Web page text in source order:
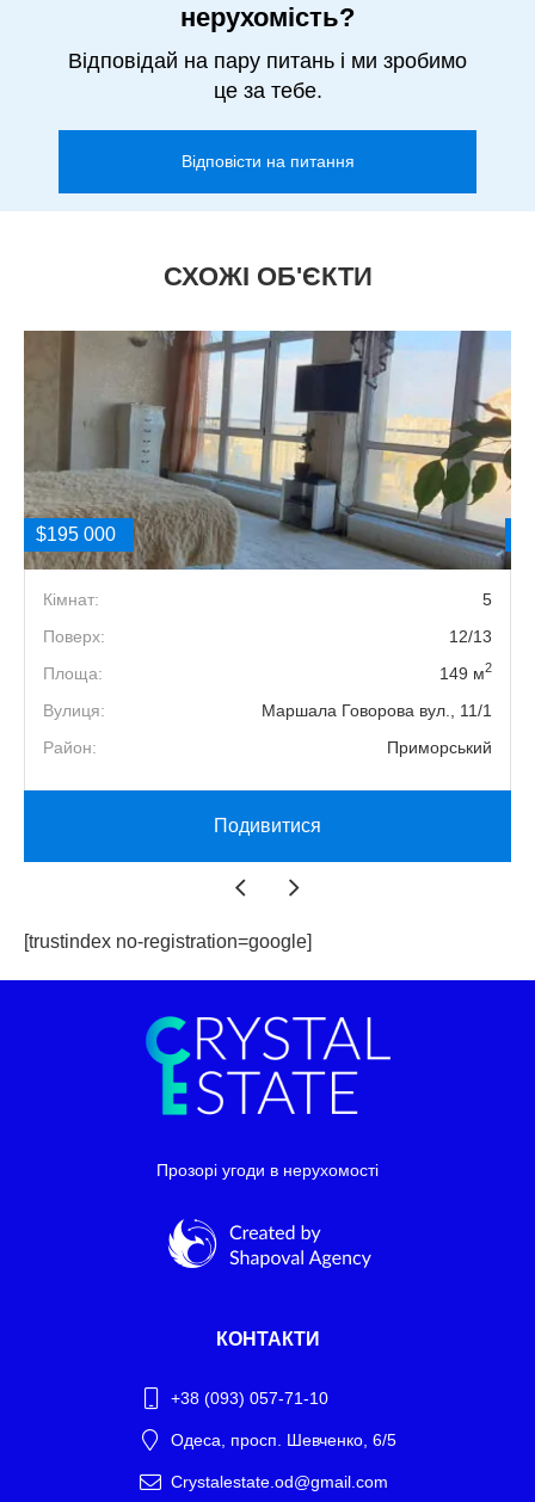
нерухомість?
Відповідай на пару питань і ми зробимо
це за тебе.
Відповісти на питання
СХОЖІ ОБ'ЄКТИ
$195 000
Кімнат:
5
Поверх:
12/13
Площа:
149 м2
Вулиця:
Маршала Говорова вул., 11/1
Район:
Приморський
Подивитися
[trustindex no-registration=google]
Прозорі угоди в нерухомості
КОНТАКТИ
+38 (093) 057-71-10
Одеса, просп. Шевченко, 6/5
Crystalestate.od@gmail.com